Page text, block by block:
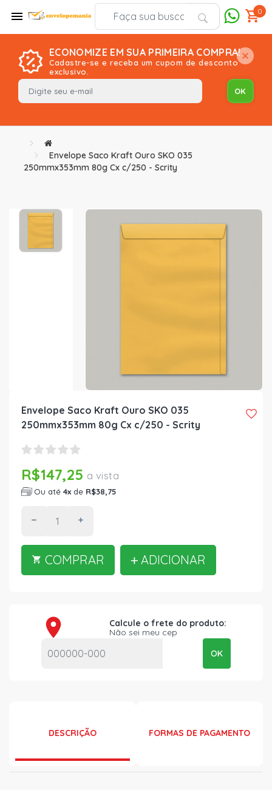
0
ECONOMIZE EM SUA PRIMEIRA COMPRA!
Cadastre-se e receba um cupom de desconto
exclusivo.
Envelope Saco Kraft Ouro SKO 035
250mmx353mm 80g Cx c/250 - Scrity
Envelope Saco Kraft Ouro SKO 035
250mmx353mm 80g Cx c/250 - Scrity
R$147,25 a vista
Ou até 4x de R$38,75
COMPRAR ADICIONAR
Calcule o frete do produto:
Não sei meu cep
OK
DESCRIÇÃO FORMAS DE PAGAMENTO